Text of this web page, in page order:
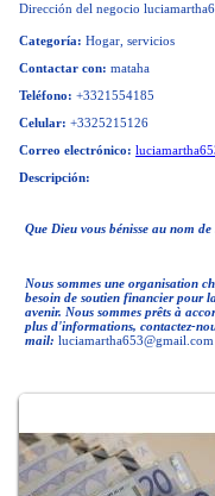
Dirección del negocio
Categoría: Hogar, servicios
Contactar con: mataha
Teléfono: +3321554185
Celular: +3325215126
Correo electrónico:
Descripción:
Que Dieu vous bénisse au nom de
Nous sommes une organisation
besoin de soutien financier pour
avenir. Nous sommes prêts à
plus d'informations, contactez-
mail: luciamartha653@gmail.com